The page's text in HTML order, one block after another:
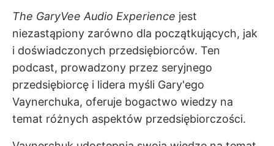
The GaryVee Audio Experience jest
niezastąpiony zarówno dla początkujących, jak
i doświadczonych przedsiębiorców. Ten
podcast, prowadzony przez seryjnego
przedsiębiorcę i lidera myśli Gary'ego
Vaynerchuka, oferuje bogactwo wiedzy na
temat różnych aspektów przedsiębiorczości.